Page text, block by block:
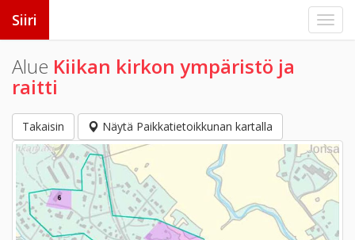
Siiri
Alue Kiikan kirkon ympäristö ja
raitti
Takaisin Näytä Paikkatietoikkunan kartalla